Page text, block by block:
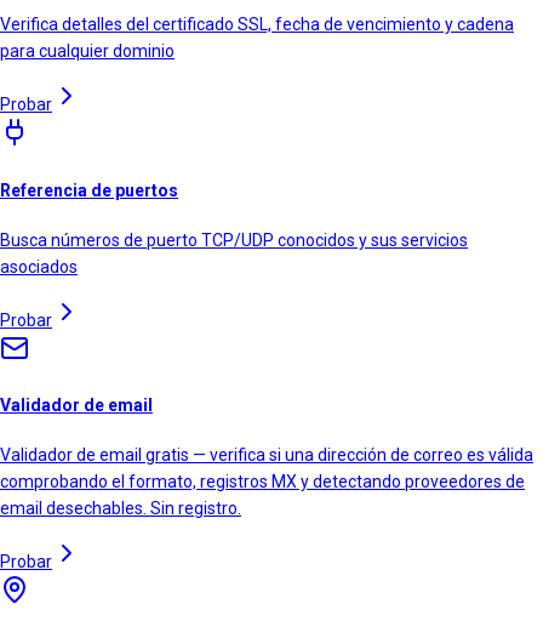
Verifica detalles del certificado SSL, fecha de vencimiento y cadena
para cualquier dominio
Probar
Referencia de puertos
Busca números de puerto TCP/UDP conocidos y sus servicios
asociados
Probar
Validador de email
Validador de email gratis — verifica si una dirección de correo es válida
comprobando el formato, registros MX y detectando proveedores de
email desechables. Sin registro.
Probar